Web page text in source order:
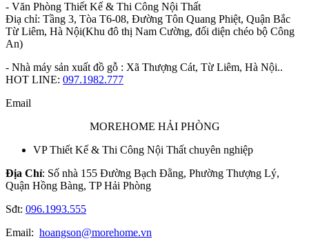
- Văn Phòng Thiết Kế & Thi Công Nội Thất
Điạ chỉ: Tầng 3, Tòa T6-08, Đường Tôn Quang Phiệt, Quận Bắc
Từ Liêm, Hà Nội(Khu đô thị Nam Cường, đối diện chéo bộ Công
An)
- Nhà máy sản xuất đồ gỗ : Xã Thượng Cát, Từ Liêm, Hà Nội..
HOT LINE: 097.1982.777
Email
MOREHOME HẢI PHÒNG
VP Thiết Kế & Thi Công Nội Thất chuyên nghiệp
Địa Chỉ: Số nhà 155 Đường Bạch Đằng, Phường Thượng Lý,
Quận Hồng Bàng, TP Hải Phòng
Sđt: 096.1993.555
Email: hoangson@morehome.vn